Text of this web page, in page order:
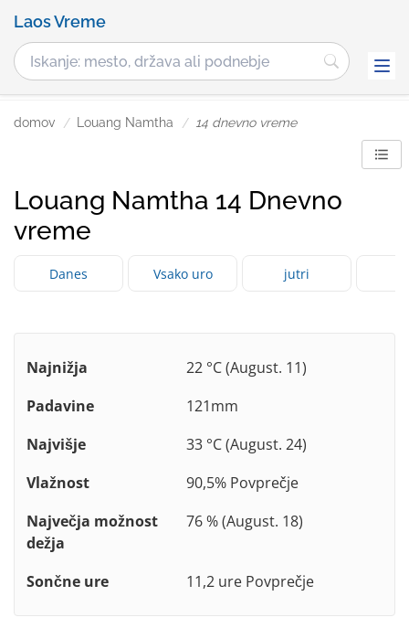
Laos Vreme
domov Louang Namtha 14 dnevno vreme
Louang Namtha 14 Dnevno
vreme
Danes Vsako uro jutri
Najnižja
22 °C (August. 11)
Padavine
121mm
Najvišje
33 °C (August. 24)
Vlažnost
90,5% Povprečje
Največja možnost
dežja
76 % (August. 18)
Sončne ure 11,2 ure Povprečje